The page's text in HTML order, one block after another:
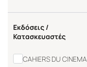
Εκδόσεις /
Κατασκευαστές
CAHIERS DU CINEMA